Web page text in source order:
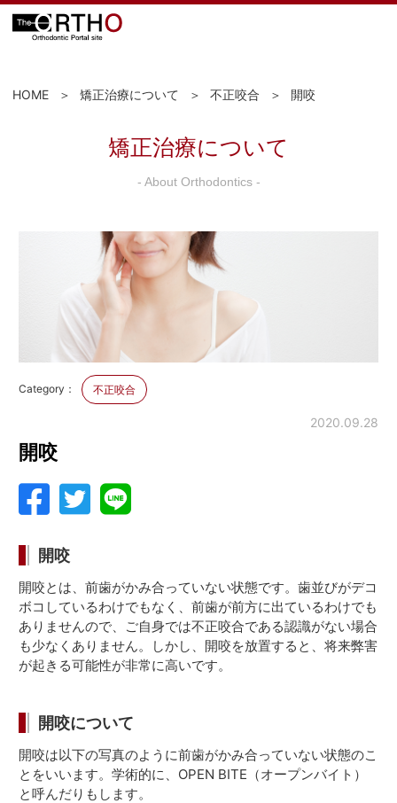
HOME 矯正治療について 不正咬合 開咬
矯正治療について
- About Orthodontics -
Category： 不正咬合
2020.09.28
開咬
開咬
開咬とは、前歯がかみ合っていない状態です。歯並びがデコ
ボコしているわけでもなく、前歯が前方に出ているわけでも
ありませんので、ご自身では不正咬合である認識がない場合
も少なくありません。しかし、開咬を放置すると、将来弊害
が起きる可能性が非常に高いです。
開咬について
開咬は以下の写真のように前歯がかみ合っていない状態のこ
とをいいます。学術的に、OPEN BITE（オープンバイト）
と呼んだりもします。